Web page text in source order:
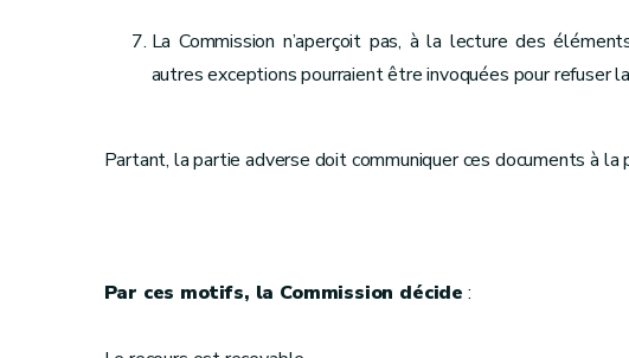
La Commission n’aperçoit pas, à la lecture des
autres exceptions pourraient être invoquées pour refuser
Partant, la partie adverse doit communiquer ces documents à la
Par ces motifs, la Commission décide :